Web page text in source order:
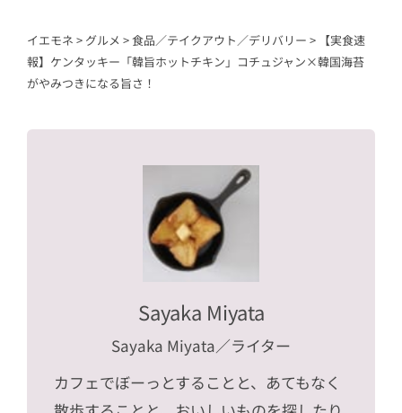
イエモネ > グルメ >食品／テイクアウト／デリバリー > 【実食速
報】ケンタッキー「韓旨ホットチキン」コチュジャン×韓国海苔
がやみつきになる旨さ！
Sayaka Miyata
Sayaka Miyata／ライター
カフェでぼーっとすることと、あてもなく